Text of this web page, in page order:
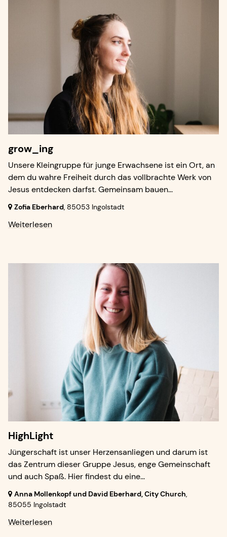
grow_ing
Unsere Kleingruppe für junge Erwachsene ist ein Ort, an
dem du wahre Freiheit durch das vollbrachte Werk von
Jesus entdecken darfst. Gemeinsam bauen...
Zofia Eberhard, 85053 Ingolstadt
Weiterlesen
HighLight
Jüngerschaft ist unser Herzensanliegen und darum ist
das Zentrum dieser Gruppe Jesus, enge Gemeinschaft
und auch Spaß. Hier findest du eine...
Anna Mollenkopf und David Eberhard, City Church,
85055 Ingolstadt
Weiterlesen